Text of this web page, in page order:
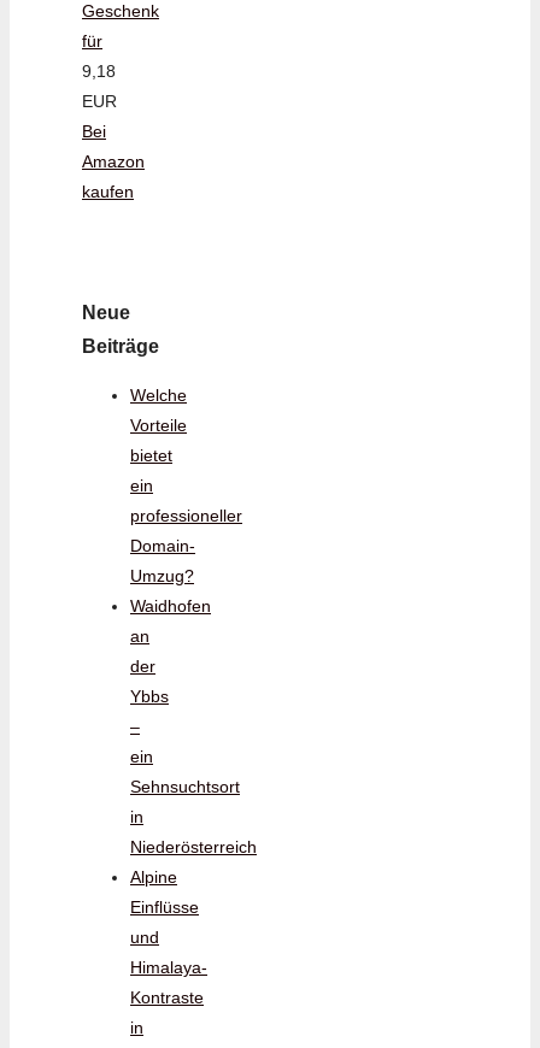
Geschenk
für
9,18
EUR
Bei
Amazon
kaufen
Neue
Beiträge
Welche
Vorteile
bietet
ein
professioneller
Domain-
Umzug?
Waidhofen
an
der
Ybbs
–
ein
Sehnsuchtsort
in
Niederösterreich
Alpine
Einflüsse
und
Himalaya-
Kontraste
in